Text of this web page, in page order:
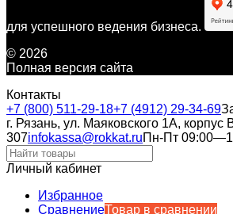
для успешного ведения бизнеса.
© 2026
Полная версия сайта
Контакты
+7 (800) 511-29-18+7 (4912) 29-34-69
г. Рязань, ул. Маяковского 1А, корпус
307infokassa@rokkat.ruПн-Пт
Личный кабинет
Избранное
СравнениеТовар в сравнении